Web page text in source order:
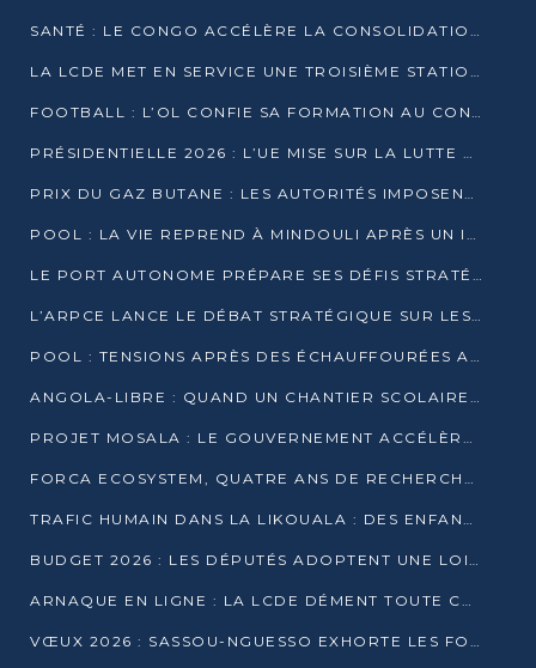
SANTÉ : LE CONGO ACCÉLÈRE LA CONSOLIDATION DE L’OFFRE DE SOINS
LA LCDE MET EN SERVICE UNE TROISIÈME STATION D’EAU POTABLE À MFILOU
FOOTBALL : L’OL CONFIE SA FORMATION AU CONGOLAIS CHRISTIAN BASSILA
PRÉSIDENTIELLE 2026 : L’UE MISE SUR LA LUTTE CONTRE LA DÉSINFORMATION
PRIX DU GAZ BUTANE : LES AUTORITÉS IMPOSENT LE RESPECT DES PRIX RÉGLEMENTÉS
POOL : LA VIE REPREND À MINDOULI APRÈS UN INCIDENT ARMÉ SUR LA RN1
LE PORT AUTONOME PRÉPARE SES DÉFIS STRATÉGIQUES DE 2026
L’ARPCE LANCE LE DÉBAT STRATÉGIQUE SUR LES DONNÉES, L’IA ET LA FINANCE NUMÉRIQUE AU CONGO
POOL : TENSIONS APRÈS DES ÉCHAUFFOURÉES ARMÉES ENTRE DGSP ET EX-MILICIENS NINJA
ANGOLA-LIBRE : QUAND UN CHANTIER SCOLAIRE DEVIENT LE MIROIR D’UN CONGO EN MOUVEMENT
PROJET MOSALA : LE GOUVERNEMENT ACCÉLÈRE L’INSERTION DES JEUNES EN 2026
FORCA ECOSYSTEM, QUATRE ANS DE RECHERCHE DE TERRAIN AVANT UN LANCEMENT OFFICIEL EN 2026
TRAFIC HUMAIN DANS LA LIKOUALA : DES ENFANTS AUTOCHTONES RÉDUITS AU TRAVAIL FORCÉ
BUDGET 2026 : LES DÉPUTÉS ADOPTENT UNE LOI DES FINANCES DE PLUS DE 2500 MILLIARDS FCFA
ARNAQUE EN LIGNE : LA LCDE DÉMENT TOUTE CAMPAGNE DE RECRUTEMENT
VŒUX 2026 : SASSOU-NGUESSO EXHORTE LES FORCES VIVES À RENFORCER L’UNITÉ